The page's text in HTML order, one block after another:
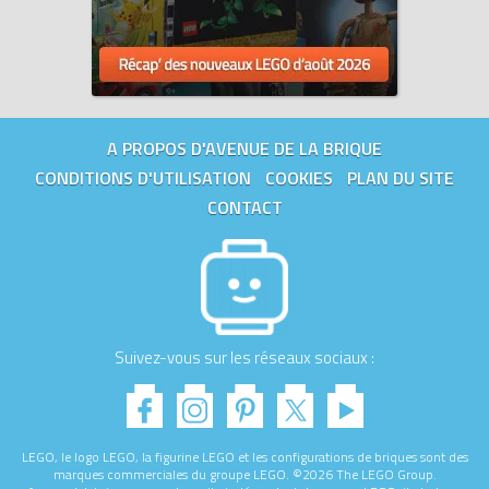
A PROPOS D'AVENUE DE LA BRIQUE
CONDITIONS D'UTILISATION
COOKIES
PLAN DU SITE
CONTACT
Suivez-vous sur les réseaux sociaux :
LEGO, le logo LEGO, la figurine LEGO et les configurations de briques sont des
marques commerciales du groupe LEGO. ©2026 The LEGO Group.